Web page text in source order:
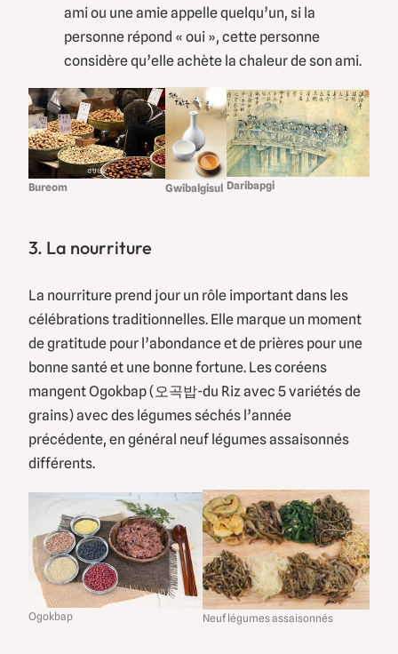
ami ou une amie appelle quelqu’un, si la
personne répond « oui », cette personne
considère qu’elle achète la chaleur de son ami.
Bureom Gwibalgisul Daribapgi
3. La nourriture
La nourriture prend jour un rôle important dans les
célébrations traditionnelles. Elle marque un moment
de gratitude pour l’abondance et de prières pour une
bonne santé et une bonne fortune. Les coréens
mangent Ogokbap (오곡밥-du Riz avec 5 variétés de
grains) avec des légumes séchés l’année
précédente, en général neuf légumes assaisonnés
différents.
Ogokbap Neuf légumes assaisonnés